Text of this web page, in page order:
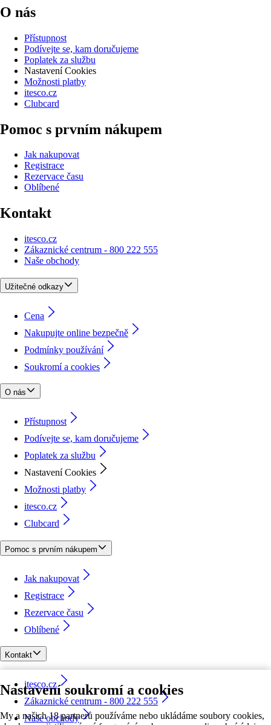
Nastavení soukromí a cookies
My a našich 18 partnerů používáme nebo ukládáme soubory cookies,
O nás
Přístupnost
Podívejte se, kam doručujeme
Poplatek za službu
Nastavení Cookies
Možnosti platby
itesco.cz
Clubcard
Pomoc s prvním nákupem
Jak nakupovat
Registrace
Rezervace času
Oblíbené
Kontakt
itesco.cz
Zákaznické centrum - 800 222 555
Naše obchody
Užitečné odkazy
Cena
Nakupujte online bezpečně
Podmínky používání
Soukromí a cookies
O nás
Přístupnost
Podívejte se, kam doručujeme
Poplatek za službu
Nastavení Cookies
Možnosti platby
itesco.cz
Clubcard
Pomoc s prvním nákupem
Jak nakupovat
Registrace
Rezervace času
Oblíbené
Kontakt
itesco.cz
Zákaznické centrum - 800 222 555
Naše obchody